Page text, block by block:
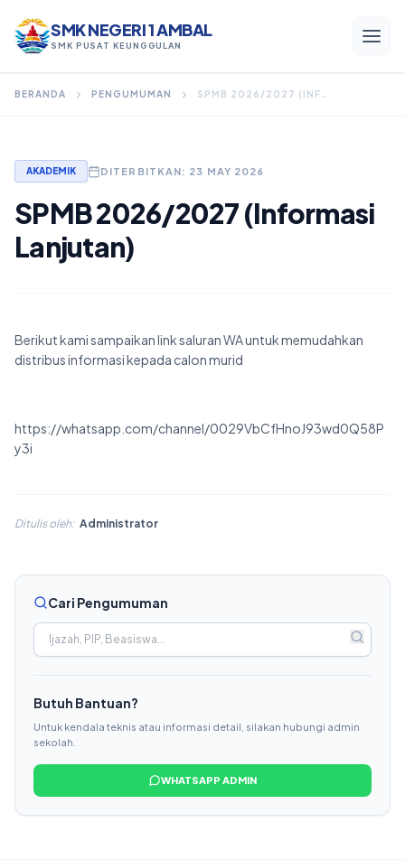
SMK NEGERI 1 AMBAL
SMK PUSAT KEUNGGULAN
Beranda
Profil
Program Keahlian
Kesiswaan
Bursa Kerja (BKK)
BERANDA PENGUMUMAN
AKADEMIK DITERBITKAN: 23 MAY 2026
SPMB 2026/2027 (Informasi
Lanjutan)
Berikut kami sampaikan link saluran WA untuk memudahkan
distribus informasi kepada calon murid
https://whatsapp.com/channel/0029VbCfHnoJ93wd0Q58P
y3i
Ditulis oleh: Administrator
Cari Pengumuman
Butuh Bantuan?
Untuk kendala teknis atau informasi detail, silakan hubungi admin
sekolah.
WHATSAPP ADMIN